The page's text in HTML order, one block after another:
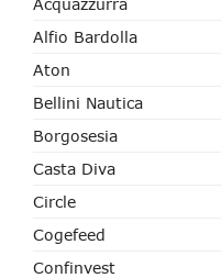
Acquazzurra
Alfio Bardolla
Aton
Bellini Nautica
Borgosesia
Casta Diva
Circle
Cogefeed
Confinvest